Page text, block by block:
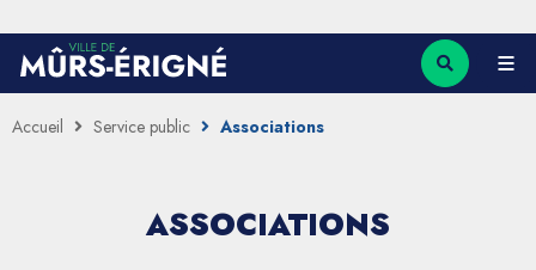
Accueil Service public Associations
ASSOCIATIONS